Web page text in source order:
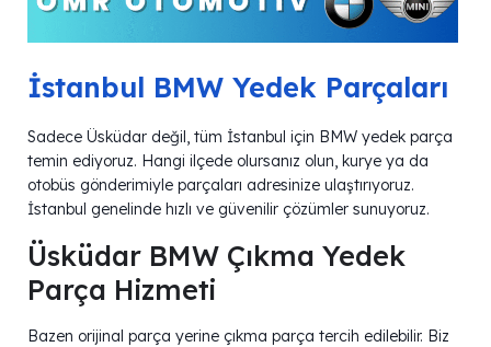
İstanbul BMW Yedek Parçaları
Sadece Üsküdar değil, tüm İstanbul için BMW yedek parça
temin ediyoruz. Hangi ilçede olursanız olun, kurye ya da
otobüs gönderimiyle parçaları adresinize ulaştırıyoruz.
İstanbul genelinde hızlı ve güvenilir çözümler sunuyoruz.
Üsküdar BMW Çıkma Yedek
Parça Hizmeti
Bazen orijinal parça yerine çıkma parça tercih edilebilir. Biz